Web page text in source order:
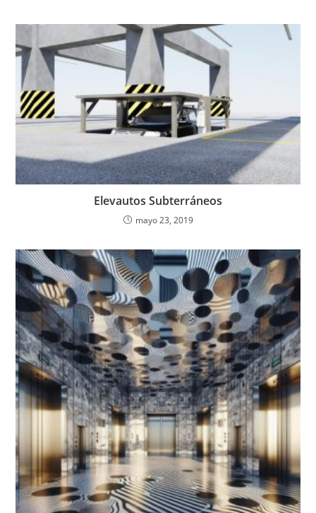
Elevautos Subterráneos
mayo 23, 2019